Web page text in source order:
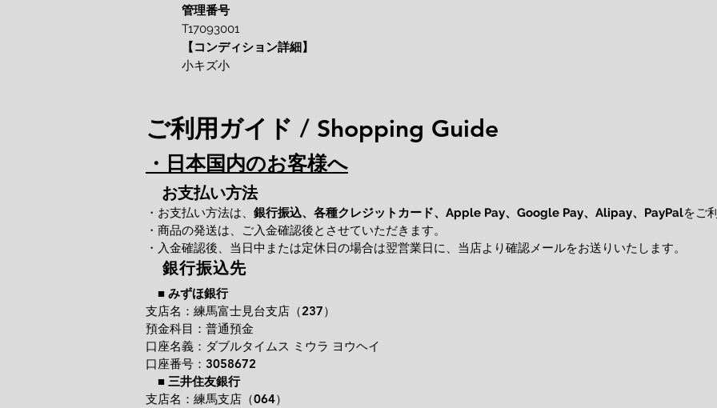
管理番号
T17093001
【コンディション詳細】
小キズ小
ご利用ガイド / Shopping Guide
・日本国内のお客様へ
お支払い方法
・お支払い方法は、 銀行振込、各種クレジットカード、 Apple Pay、Google Pay、Alipay、PayPalをご
・商品の発送は、ご入金確認後とさせていただきます。
・入金確認後、当日中または定休日の場合は翌営業日に、当店より確認メールをお送りいたします。
銀行振込先
■ みずほ銀行
支店名：練馬富士見台支店（237）
預金科目：普通預金
口座名義：ダブルタイムス ミウラ ヨウヘイ
口座番号：3058672
■ 三井住友銀行
支店名：練馬支店（064）